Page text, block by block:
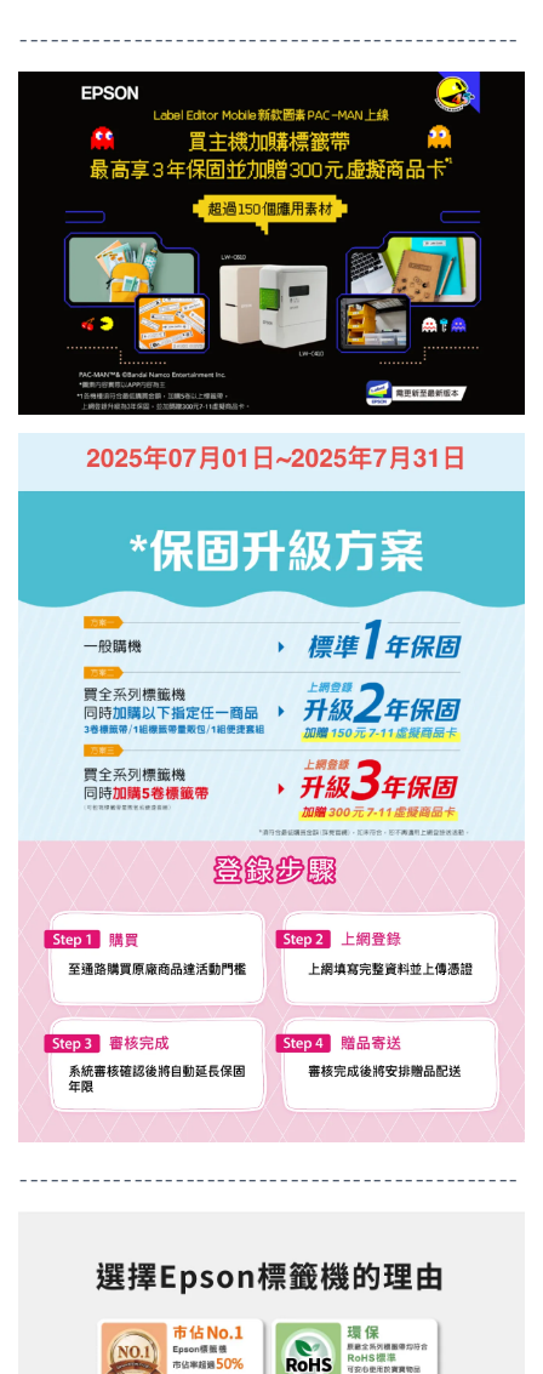
------------------------------------------------
------------------------------------------------